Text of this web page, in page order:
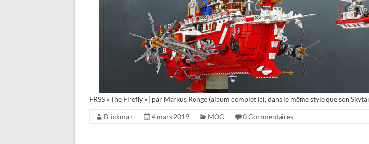
FRSS « The Firefly » | par Markus Ronge (album complet ici, dans le même style que son
Brickman 4 mars 2019 MOC 0 Commentaires